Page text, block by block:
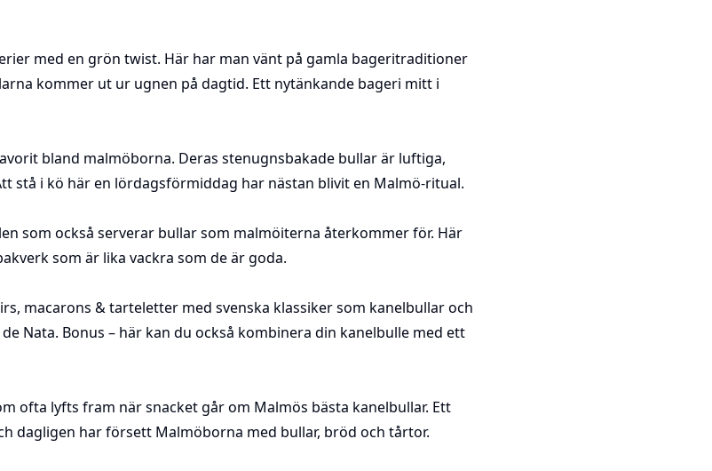
med en grön twist. Här har man vänt på gamla bageritraditioner
kommer ut ur ugnen på dagtid. Ett nytänkande bageri mitt i
bland malmöborna. Deras stenugnsbakade bullar är luftiga,
stå i kö här en lördagsförmiddag har nästan blivit en Malmö-ritual.
som också serverar bullar som malmöiterna återkommer för. Här
som är lika vackra som de är goda.
macarons & tarteletter med svenska klassiker som kanelbullar och
Nata. Bonus – här kan du också kombinera din kanelbulle med ett
ofta lyfts fram när snacket går om Malmös bästa kanelbullar. Ett
dagligen har försett Malmöborna med bullar, bröd och tårtor.